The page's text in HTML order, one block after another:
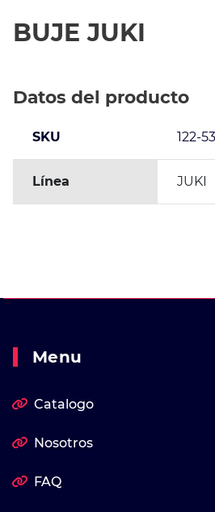
BUJE JUKI
Datos del producto
SKU 122-
Línea JUKI
Menu
Catalogo
Nosotros
FAQ